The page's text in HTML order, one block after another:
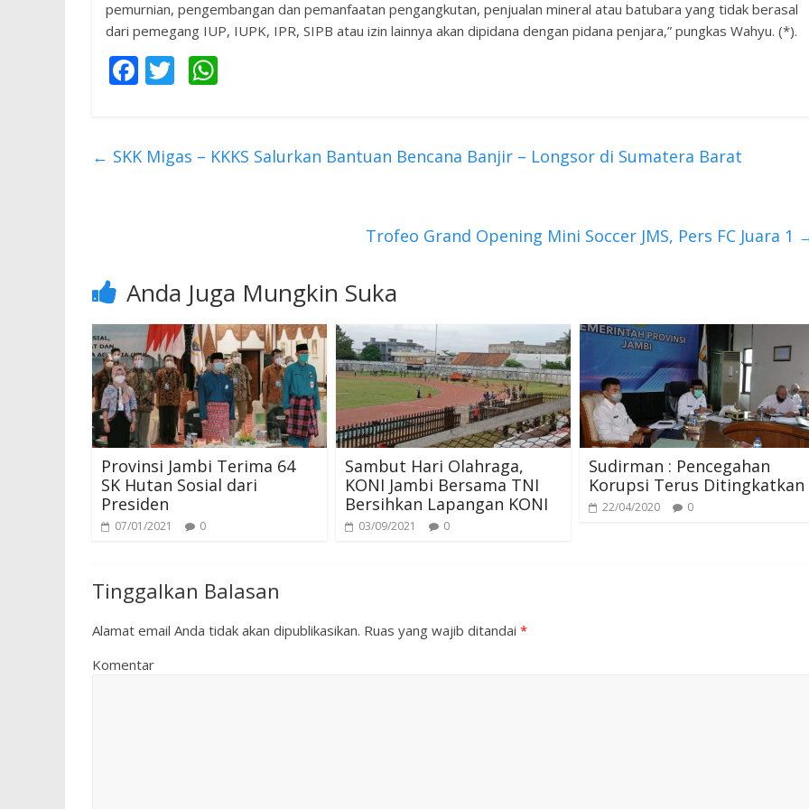
pemurnian, pengembangan dan pemanfaatan pengangkutan, penjualan mineral atau batubara yang tidak berasal
dari pemegang IUP, IUPK, IPR, SIPB atau izin lainnya akan dipidana dengan pidana penjara,” pungkas Wahyu. (*).
F
b
T
er s
← SKK Migas – KKKS Salurkan Bantuan Bencana Banjir – Longsor di Sumatera Barat
Trofeo Grand Opening Mini Soccer JMS, Pers FC Juara 1
Anda Juga Mungkin Suka
Provinsi Jambi Terima 64
SK Hutan Sosial dari
Presiden
07/01/2021 0
Sambut Hari Olahraga,
KONI Jambi Bersama TNI
Bersihkan Lapangan KONI
03/09/2021 0
Sudirman : Pencegahan
Korupsi Terus Ditingkatkan
22/04/2020 0
Tinggalkan Balasan
Alamat email Anda tidak akan dipublikasikan. Ruas yang wajib ditandai *
Komentar